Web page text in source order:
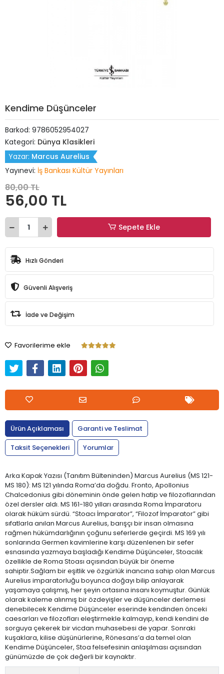
Kendime Düşünceler
Barkod: 9786052954027
Kategori: Dünya Klasikleri
Yazar: Marcus Aurelius
Yayınevi: İş Bankası Kültür Yayınları
80,00 TL
56,00 TL
Sepete Ekle
Hızlı Gönderi
Güvenli Alışveriş
İade ve Değişim
Favorilerime ekle
Ürün Açıklaması
Garanti ve Teslimat
Taksit Seçenekleri
Yorumlar
Arka Kapak Yazısı (Tanıtım Bülteninden) Marcus Aurelius (MS 121-
MS 180): MS 121 yılında Roma’da doğdu. Fronto, Apollonius
Chalcedonius gibi döneminin önde gelen hatip ve filozoflarından
özel dersler aldı. MS 161-180 yılları arasında Roma İmparatoru
olarak hüküm sürdü. “Stoacı İmparator”, “Filozof İmparator” gibi
sıfatlarla anılan Marcus Aurelius, barışçı bir insan olmasına
rağmen hükümdarlığının çoğunu seferlerde geçirdi. MS 169 yılı
sonlarında Germen kavimlerine karşı düzenlenen bir sefer
esnasında yazmaya başladığı Kendime Düşünceler, Stoacılık
özellikle de Roma Stoası açısından büyük bir öneme
sahiptir.Sağlam bir eşitlik ve özgürlük inancına sahip olan Marcus
Aurelius imparatorluğu boyunca doğayı bilip anlayarak
yaşamaya çalışmış, her şeyin ortasına insanı koymuştur. Günlük
olarak kaleme alınmış bir özdeyişler ve düşünceler derlemesi
denebilecek Kendime Düşünceler eserinde kendinden önceki
caesarları ve filozofları eleştirmekle kalmayıp, kendi kendini de
sorguya çekerek bir vicdan muhasebesi de yapar. Sonraki
kuşaklara, kilise düşünürlerine, Rönesans’a da temel olan
Kendime Düşünceler, Stoa felsefesinin anlaşılması açısından
günümüzde de çok değerli bir kaynaktır.